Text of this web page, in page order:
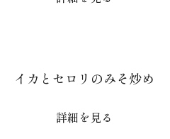
イカとセロリのみそ炒め
詳細を見る